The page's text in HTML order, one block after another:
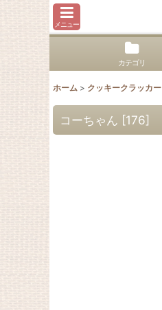
メニュー
カテゴリ
ホーム > クッキークラッカー
コーちゃん [176]